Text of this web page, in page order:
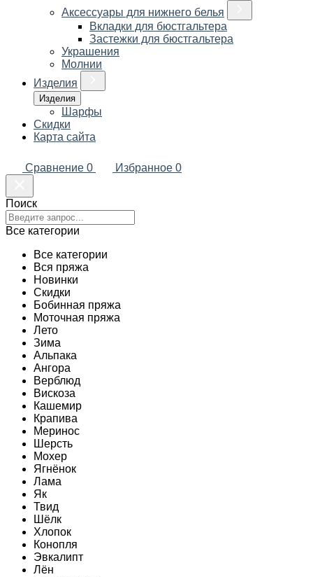
Аксессуары для нижнего белья
Вкладки для бюстгальтера
Застежки для бюстгальтера
Украшения
Молнии
Изделия
Изделия
Шарфы
Скидки
Карта сайта
Сравнение 0 Избранное 0
Поиск
Все категории
Все категории
Вся пряжа
Новинки
Скидки
Бобинная пряжа
Моточная пряжа
Лето
Зима
Альпака
Ангора
Верблюд
Вискоза
Кашемир
Крапива
Меринос
Шерсть
Мохер
Ягнёнок
Лама
Як
Твид
Шёлк
Хлопок
Конопля
Эвкалипт
Лён